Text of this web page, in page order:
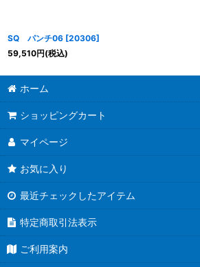
SQ パンチ06 [20306]
59,510円(税込)
ホーム
ショッピングカート
マイページ
お気に入り
最近チェックしたアイテム
特定商取引法表示
ご利用案内